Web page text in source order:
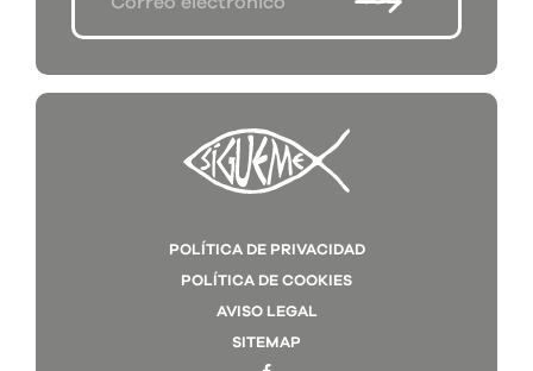
POLÍTICA DE PRIVACIDAD
POLÍTICA DE COOKIES
AVISO LEGAL
SITEMAP